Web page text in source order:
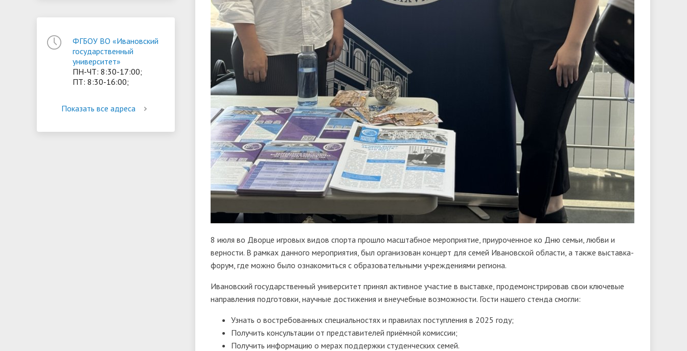
ФГБОУ ВО «Ивановский
государственный
университет»
ПН-ЧТ: 8:30-17:00;
ПТ: 8:30-16:00;
Показать все адреса
8 июля во Дворце игровых видов спорта прошло масштабное мероприятие, приуроченное ко Дню семьи, любви и
верности. В рамках данного мероприятия, был организован концерт для семей Ивановской области, а также выставка-
форум, где можно было ознакомиться с образовательными учреждениями региона.
Ивановский государственный университет принял активное участие в выставке, продемонстрировав свои ключевые
направления подготовки, научные достижения и внеучебные возможности. Гости нашего стенда смогли:
Узнать о востребованных специальностях и правилах поступления в 2025 году;
Получить консультации от представителей приёмной комиссии;
Получить информацию о мерах поддержки студенческих семей.